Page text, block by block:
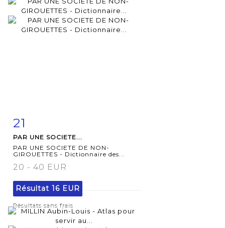
21
PAR UNE SOCIETE...
PAR UNE SOCIETE DE NON-
GIROUETTES - Dictionnaire des...
20 - 40 EUR
Résultat 16 EUR
Résultats sans frais